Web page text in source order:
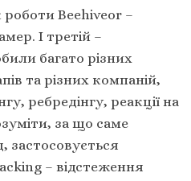
Beehiveor –
І третій –
багато різних
та різних компаній,
ребредінгу, реакції на
за що саме
застосовується
– відстеження